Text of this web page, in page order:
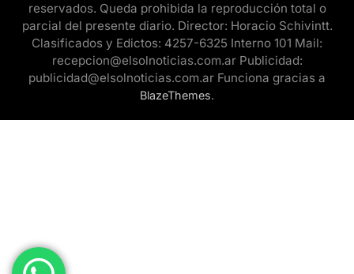
reservados. Queda prohibida la reproducción total o
parcial del presente diario. Director: Horacio Schivintt.
Clasificados y Edictos: 4257-6325 Interno 101 Mail:
recepcion@elsolnoticias.com.ar Publicidad:
publicidad@elsolnoticias.com.ar Funciona gracias a
BlazeThemes.